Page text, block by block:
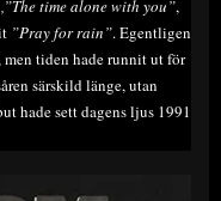
time alone with you”,
”Pray for rain”. Egentligen
men tiden hade runnit ut för
särskild länge, utan
hade sett dagens ljus 1991